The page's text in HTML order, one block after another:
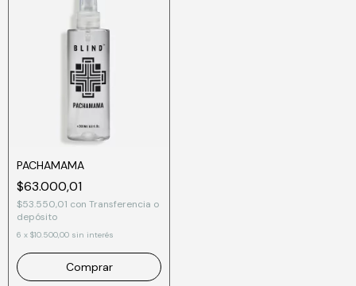
PACHAMAMA
$63.000,01
$53.550,01 con Transferencia o
depósito
6 x $10.500,00 sin interés